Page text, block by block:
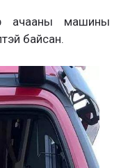
ачааны машины
байсан.